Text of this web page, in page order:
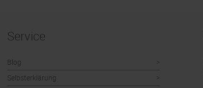
Service
Blog
Selbsterklärung